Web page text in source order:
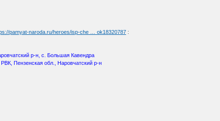
pamyat-naroda.ru/heroes/isp-che … ok18320787 :
р-н, с. Большая Кавендра
РВК, Пензенская обл., Наровчатский р-н